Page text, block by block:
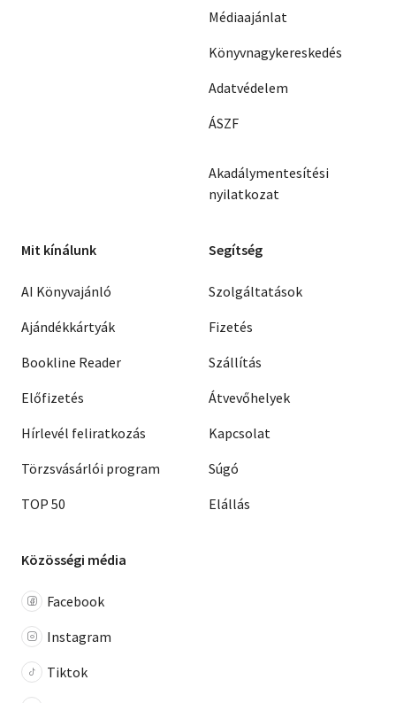
Médiaajánlat
Könyvnagykereskedés
Adatvédelem
ÁSZF
Akadálymentesítési
nyilatkozat
Mit kínálunk
AI Könyvajánló
Ajándékkártyák
Bookline Reader
Előfizetés
Hírlevél feliratkozás
Törzsvásárlói program
TOP 50
Segítség
Szolgáltatások
Fizetés
Szállítás
Átvevőhelyek
Kapcsolat
Súgó
Elállás
Közösségi média
Facebook
Instagram
Tiktok